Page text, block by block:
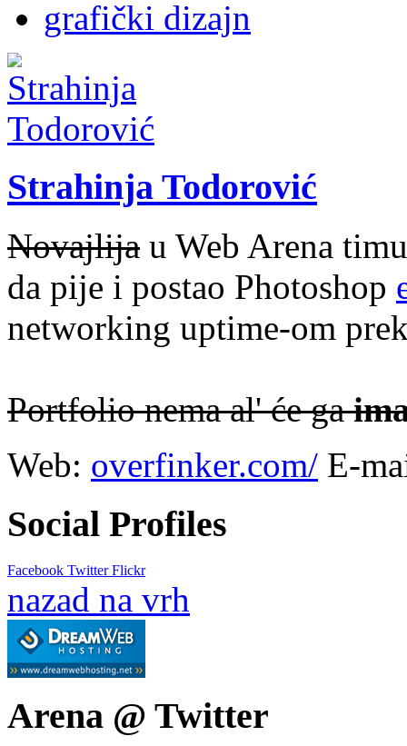
grafički dizajn
Strahinja Todorović
Novajlija u Web Arena
da pije i postao Photoshop
networking uptime-om
Portfolio nema al' će ga
Web: overfinker.com/ E-
Social Profiles
Facebook Twitter Flickr
nazad na vrh
Arena @ Twitter